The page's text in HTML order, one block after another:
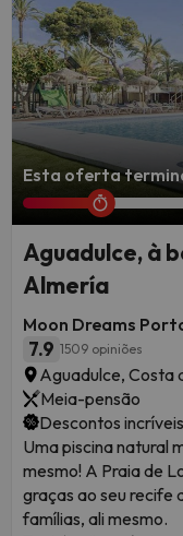
Esta oferta
Aguadulce, à
Almería
Moon Dreams
7.9 1509 opiniões
Aguadulce, Costa
Meia-pensão
Descontos
Uma piscina natural
mesmo! A Praia de
graças ao seu recife
famílias, ali mesmo.